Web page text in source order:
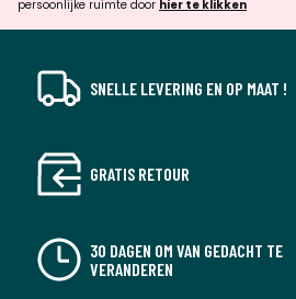
persoonlijke ruimte door hier te klikken
SNELLE LEVERING EN OP MAAT !
GRATIS RETOUR
30 DAGEN OM VAN GEDACHT TE
VERANDEREN